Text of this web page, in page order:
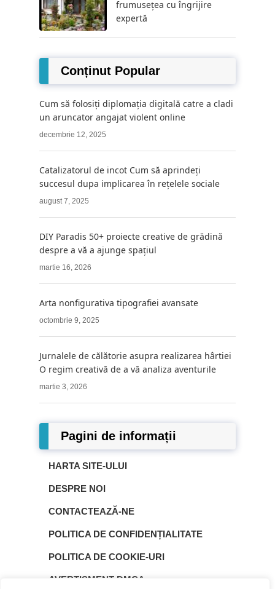
frumusețea cu îngrijire
expertă
Conținut Popular
Cum să folosiți diplomația digitală catre a cladi
un aruncator angajat violent online
decembrie 12, 2025
Catalizatorul de incot Cum să aprindeți
succesul dupa implicarea în rețelele sociale
august 7, 2025
DIY Paradis 50+ proiecte creative de grădină
despre a vă a ajunge spațiul
martie 16, 2026
Arta nonfigurativa tipografiei avansate
octombrie 9, 2025
Jurnalele de călătorie asupra realizarea hârtiei
O regim creativă de a vă analiza aventurile
martie 3, 2026
Pagini de informații
HARTA SITE-ULUI
DESPRE NOI
CONTACTEAZĂ-NE
POLITICA DE CONFIDENȚIALITATE
POLITICA DE COOKIE-URI
AVERTISMENT DMCA